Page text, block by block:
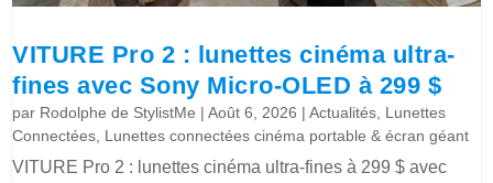
VITURE Pro 2 : lunettes cinéma ultra-
fines avec Sony Micro-OLED à 299 $
par Rodolphe de StylistMe |Août 6, 2026 |Actualités, Lunettes
Connectées, Lunettes connectées cinéma portable & écran géant
VITURE Pro 2 : lunettes cinéma ultra-fines à 299 $ avec